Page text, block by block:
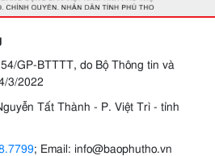
GP-BTTTT, do Bộ Thông tin và
3/2022
Tất Thành - P. Việt Trì - tỉnh
; Email: info@baophutho.vn